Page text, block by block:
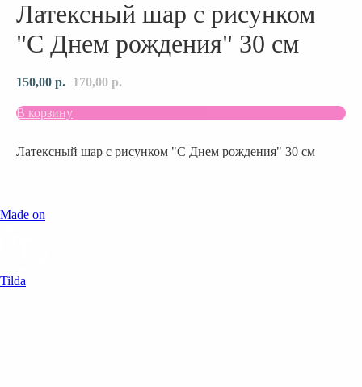
Латексный шар с рисунком
"С Днем рождения" 30 см
150,00 р. 170,00 р.
В корзину
Латексный шар с рисунком "С Днем рождения" 30 см
Made on
Tilda